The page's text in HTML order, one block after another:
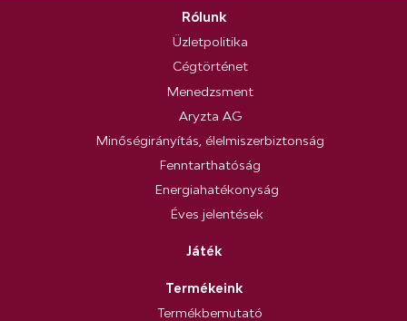
Rólunk
Üzletpolitika
Cégtörténet
Menedzsment
Aryzta AG
Minőségirányítás, élelmiszerbiztonság
Fenntarthatóság
Energiahatékonyság
Éves jelentések
Játék
Termékeink
Termékbemutató